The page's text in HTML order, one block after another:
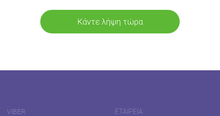
Κάντε λήψη τώρα
VIBER ΕΤΑΙΡΕΊΑ